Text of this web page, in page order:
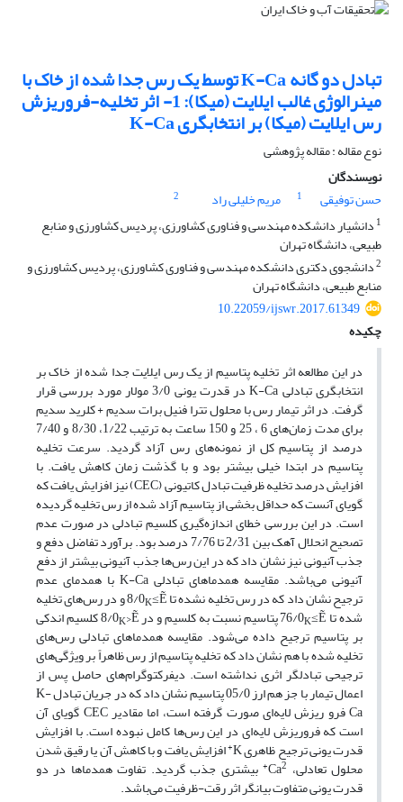
تبادل دو گانه K-Ca توسط یک رس جدا شده از خاک با
مینرالوژی غالب ایلایت (میکا): 1- اثر تخلیه-فروریزش
رس ایلایت (میکا) بر انتخابگری K-Ca
نوع مقاله : مقاله پژوهشی
نویسندگان
حسن توفیقی
1 مریم خلیلی راد
2
1 دانشیار دانشکده مهندسی و فناوری کشاورزی، پردیس کشاورزی و منابع
طبیعی، دانشگاه تهران
2دانشجوی دکتری دانشکده مهندسی و فناوری کشاورزی، پردیس کشاورزی و
منابع طبیعی، دانشگاه تهران
10.22059/ijswr.2017.61349
چکیده
در این مطالعه اثر تخلیه پتاسیم از یک رس ایلایت جدا شده از خاک بر
انتخابگری تبادلی K-Ca در قدرت یونی 3/0 مولار مورد بررسی قرار
گرفت. در اثر تیمار رس با محلول تترا فنیل برات سدیم + کلرید سدیم
برای مدت زمان‌های 6 ، 25 و 150 ساعت به ترتیب 1/22، 8/30 و 7/40
درصد از پتاسیم کل از نمونه‌های رس آزاد گردید. سرعت تخلیه
پتاسیم در ابتدا خیلی بیشتر بود و با گذشت زمان کاهش یافت. با
افزایش درصد تخلیه ظرفیت تبادل کاتیونی (CEC) نیز افزایش یافت که
گویای آنست که حداقل بخشی از پتاسیم آزاد شده از رس تخلیه گردیده
است. در این بررسی خطای اندازه‌گیری کلسیم تبادلی در صورت عدم
تصحیح انحلال آهک بین 2/31 تا 7/76 درصد بود. برآورد تفاضل دفع و
جذب آنیونی نیز نشان داد که در این رس‌ها جذب آنیونی بیشتر از دفع
آنیونی می‌باشد. مقایسه همدما‌‌های تبادلی K-Ca با همدمای عدم
ترجیح نشان داد که در رس تخلیه نشده تا 8/0 K ≤Ẽ و در رس‌های تخلیه
شده تا 76/0 K≤Ẽ پتاسیم نسبت به کلسیم و در 8/0 K >Ẽ کلسیم اندکی
بر پتاسیم ترجیح داده می‌شود. مقایسه همدما‌های تبادلی رس‌های
تخلیه شده با هم نشان داد که تخلیه پتاسیم از رس ظاهراً بر ویژگی‌های
ترجیحی تبادلگر اثری نداشته است. دیفرکتوگرام‌های حاصل پس از
اعمال تیمار با جز هم ارز 05/0 پتاسیم نشان داد که در جریان تبادل K-
Ca فرو ریزش لایه‌ای صورت گرفته است، اما مقادیر CEC گویای آن
است که فروریزش لایه‌ای در این رس‌ها کامل نبوده است. با افزایش
قدرت یونی ترجیح ظاهری K +افزایش یافت و با کاهش آن یا رقیق شدن
محلول تعادلی، Ca 2+ بیشتری جذب گردید. تفاوت همدما‌ها در دو
قدرت یونی متفاوت بیانگر اثر رقت-ظرفیت می‌باشد.